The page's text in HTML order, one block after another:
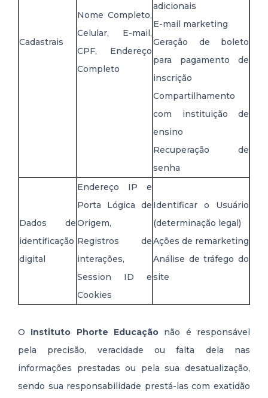
Cadastrais
Nome Completo,
Celular, E-mail,
CPF, Endereço
Completo
adicionais
E-mail marketing
Geração de boleto
para pagamento de
inscrição
Compartilhamento
com instituição de
ensino
Recuperação de
senha
Dados de
identificação
digital
Endereço IP e
Porta Lógica de
Origem,
Registros de
interações,
Session ID e
Cookies
Identificar o Usuário
(determinação legal)
Ações de remarketing
Análise de tráfego do
site
O Instituto Phorte Educação não é responsável
pela precisão, veracidade ou falta dela nas
informações prestadas ou pela sua desatualização,
sendo sua responsabilidade prestá-las com exatidão